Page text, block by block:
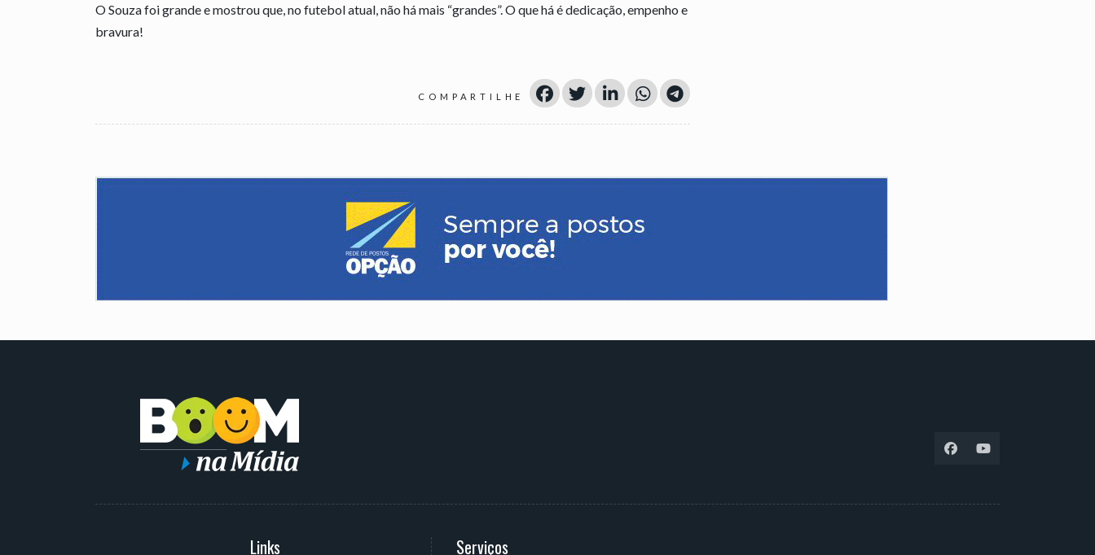
O Souza foi grande e mostrou que, no futebol atual, não há mais “grandes”. O que há é dedicação, empenho e
bravura!
COMPARTILHE
Links Serviços
Serviços